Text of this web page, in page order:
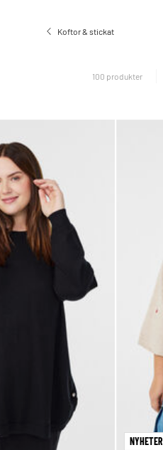
Koftor & stickat
100 produkter
NYHETER